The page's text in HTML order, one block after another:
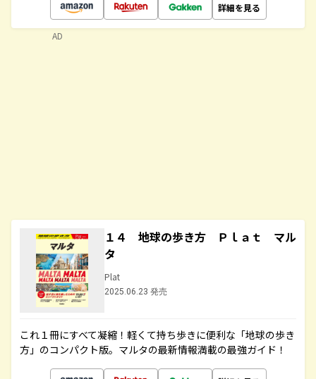
詳細を見る
１４ 地球の歩き方 Ｐｌａｔ マル
タ
Plat
2025.06.23 発売
これ１冊にすべて凝縮！軽くて持ち歩きに便利な「地球の歩き
方」のコンパクト版。マルタの最新情報満載の最強ガイド！
AD